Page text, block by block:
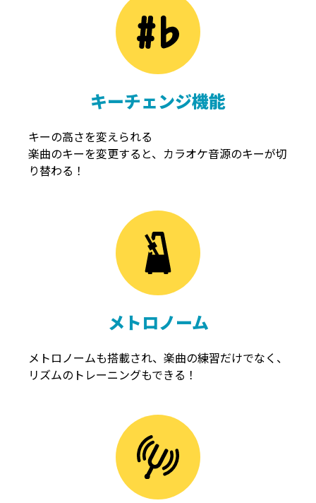
キーチェンジ機能
キーの高さを変えられる
楽曲のキーを変更すると、カラオケ音源のキーが切
り替わる！
メトロノーム
メトロノームも搭載され、楽曲の練習だけでなく、
リズムのトレーニングもできる！